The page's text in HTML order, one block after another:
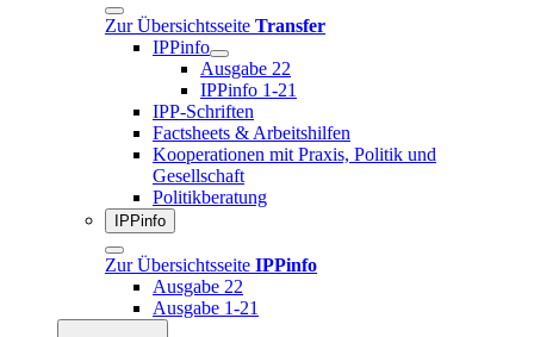
Zur Übersichtsseite Transfer
IPPinfo
Ausgabe 22
IPPinfo 1-21
IPP-Schriften
Factsheets & Arbeitshilfen
Kooperationen mit Praxis, Politik und
Gesellschaft
Politikberatung
IPPinfo
Zur Übersichtsseite IPPinfo
Ausgabe 22
Ausgabe 1-21